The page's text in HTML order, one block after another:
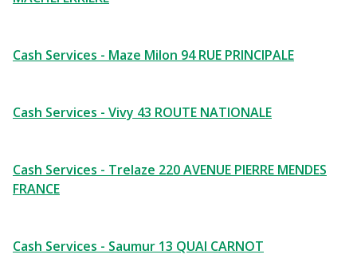
Cash Services - Maze Milon 94 RUE PRINCIPALE
Cash Services - Vivy 43 ROUTE NATIONALE
Cash Services - Trelaze 220 AVENUE PIERRE MENDES
FRANCE
Cash Services - Saumur 13 QUAI CARNOT